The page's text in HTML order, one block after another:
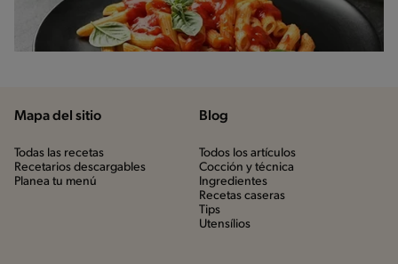
Mapa del sitio
Todas las recetas
Recetarios descargables
Planea tu menú
Blog
Todos los artículos
Cocción y técnica
Ingredientes
Recetas caseras
Tips
Utensílios